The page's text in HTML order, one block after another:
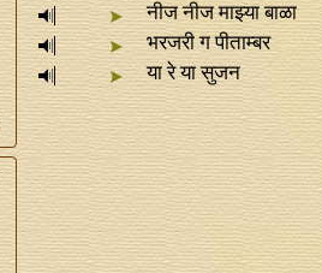
नीज नीज माझ्या बाळा
भरजरी ग पीताम्बर
या रे या सुजन